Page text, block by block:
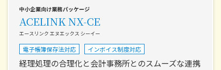
中小企業向け業務パッケージ
ACELINK NX-CE
エースリンク エヌエックス シーイー
電子帳簿保存法対応 インボイス制度対応
経理処理の合理化と会計事務所とのスムーズな連携